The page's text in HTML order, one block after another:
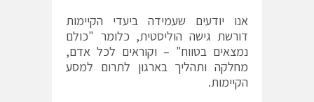
אנו יודעים שעמידה ביעדי הקיימות
דורשת גישה הוליסטית, כלומר "כולם
נמצאים בטווח" – וקוראים לכל אדם,
מחלקה ותהליך בארגון לתרום למסע
הקיימות.